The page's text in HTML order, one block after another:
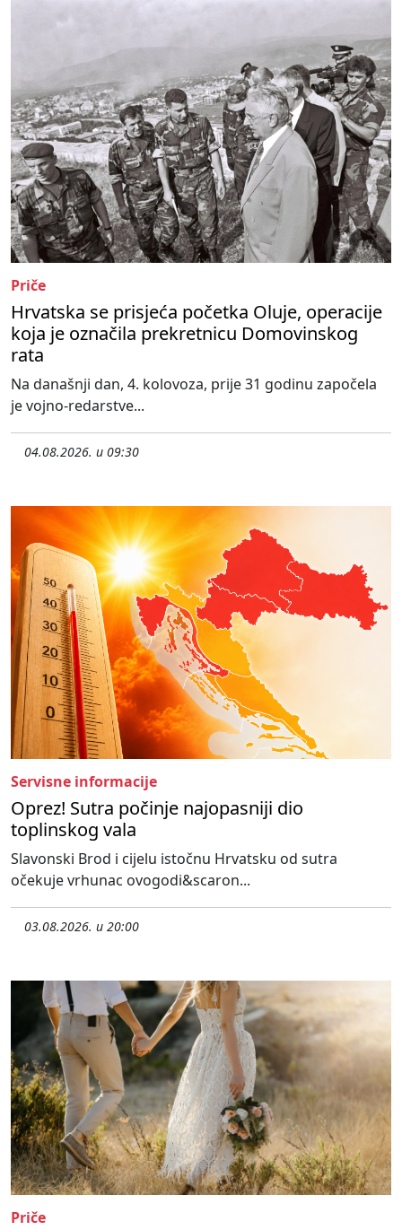
Priče
Hrvatska se prisjeća početka Oluje, operacije
koja je označila prekretnicu Domovinskog
rata
Na današnji dan, 4. kolovoza, prije 31 godinu započela
je vojno-redarstve...
04.08.2026. u 09:30
Servisne informacije
Oprez! Sutra počinje najopasniji dio
toplinskog vala
Slavonski Brod i cijelu istočnu Hrvatsku od sutra
očekuje vrhunac ovogodi&scaron...
03.08.2026. u 20:00
Priče